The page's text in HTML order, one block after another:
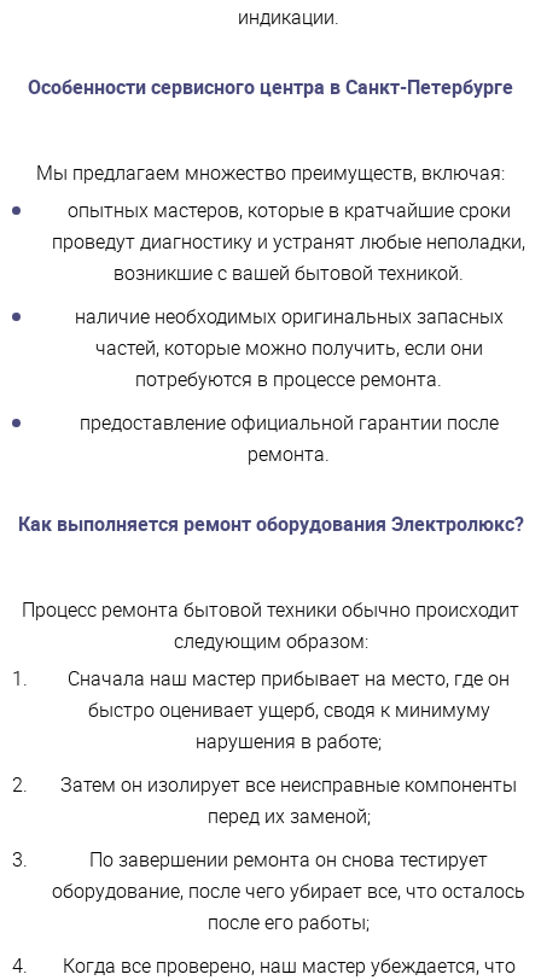
индикации.
Особенности сервисного центра в Санкт-Петербурге
Мы предлагаем множество преимуществ, включая:
опытных мастеров, которые в кратчайшие сроки
проведут диагностику и устранят любые неполадки,
возникшие с вашей бытовой техникой.
наличие необходимых оригинальных запасных
частей, которые можно получить, если они
потребуются в процессе ремонта.
предоставление официальной гарантии после
ремонта.
Как выполняется ремонт оборудования Электролюкс?
Процесс ремонта бытовой техники обычно происходит
следующим образом:
Сначала наш мастер прибывает на место, где он
быстро оценивает ущерб, сводя к минимуму
нарушения в работе;
Затем он изолирует все неисправные компоненты
перед их заменой;
По завершении ремонта он снова тестирует
оборудование, после чего убирает все, что осталось
после его работы;
Когда все проверено, наш мастер убеждается, что